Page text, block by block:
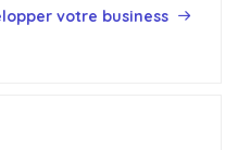
votre business